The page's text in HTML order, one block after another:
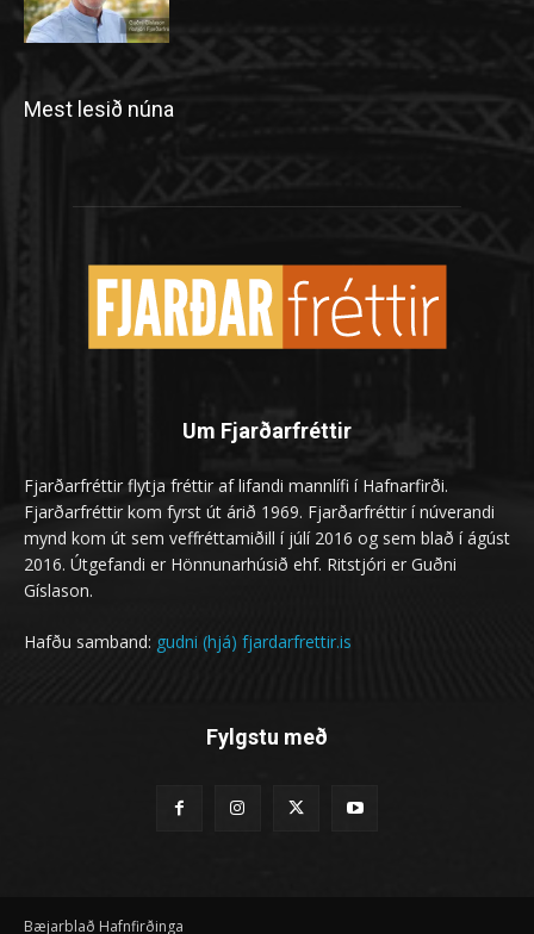
Mest lesið núna
Um Fjarðarfréttir
Fjarðarfréttir flytja fréttir af lifandi mannlífi í Hafnarfirði.
Fjarðarfréttir kom fyrst út árið 1969. Fjarðarfréttir í núverandi
mynd kom út sem veffréttamiðill í júlí 2016 og sem blað í ágúst
2016. Útgefandi er Hönnunarhúsið ehf. Ritstjóri er Guðni
Gíslason.
Hafðu samband: gudni (hjá) fjardarfrettir.is
Fylgstu með
Bæjarblað Hafnfirðinga